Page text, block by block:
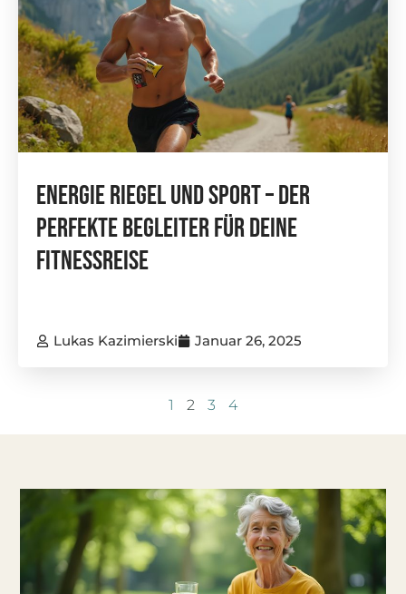
Energie Riegel Und Sport – Der
Perfekte Begleiter Für Deine
Fitnessreise
Lukas Kazimierski Januar 26, 2025
1 2 3 4